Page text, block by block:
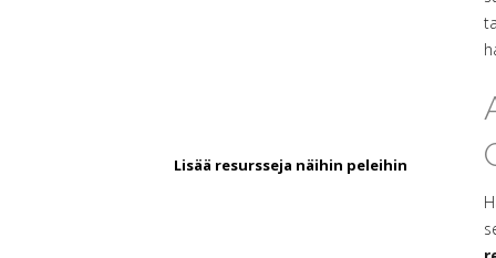
Lisää resursseja näihin peleihin